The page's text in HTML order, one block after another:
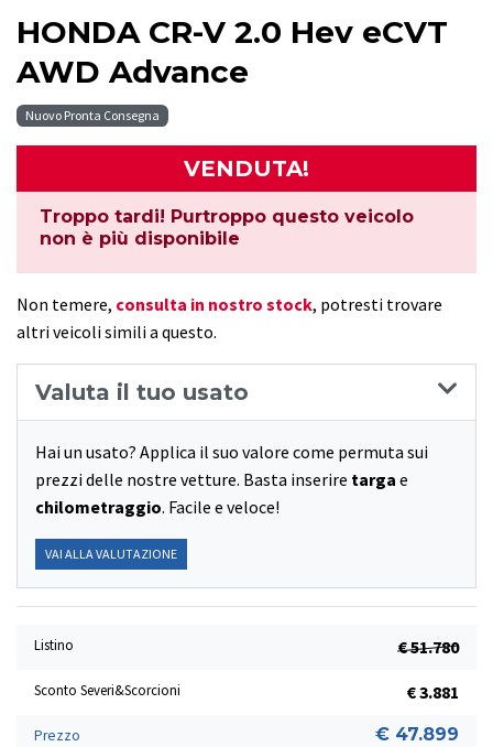
HONDA CR-V 2.0 Hev eCVT
AWD Advance
Nuovo Pronta Consegna
VENDUTA!
Troppo tardi! Purtroppo questo veicolo
non è più disponibile
Non temere, consulta in nostro stock, potresti trovare
altri veicoli simili a questo.
Valuta il tuo usato
Hai un usato? Applica il suo valore come permuta sui
prezzi delle nostre vetture. Basta inserire targa e
chilometraggio. Facile e veloce!
VAI ALLA VALUTAZIONE
Listino € 51.780
Sconto Severi&Scorcioni € 3.881
Prezzo € 47.899